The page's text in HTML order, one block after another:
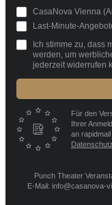
CasaNova Vienna
Last-Minute-
Ich stimme zu, dass
werden, um
jederzeit widerrufen
Für den
Ihrer
an
Punch Theater
E-Mail: info@casanova-